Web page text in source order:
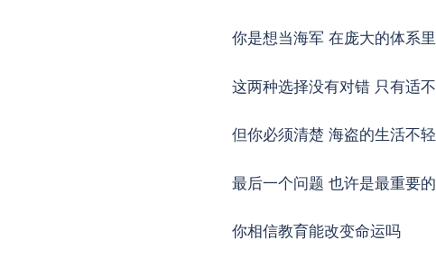
你是想当海军 在庞大的体系
这两种选择没有对错 只有适
但你必须清楚 海盗的生活不
最后一个问题 也许是最重要的
你相信教育能改变命运吗